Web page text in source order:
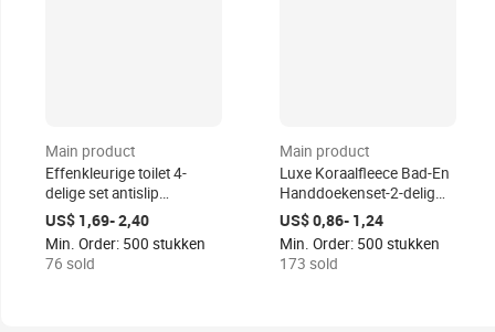
Main product
Effenkleurige toilet 4-
delige set antislip
badkamermat polyester
pluche badmat zijde-look
fabriek groothandel
moderne vloer hotel huis
US$ 1,69- 2,40
Min. Order: 500 stukken
76 sold
Main product
Luxe Koraalfleece Bad-En
Handdoekenset-2-delig
Gestreept,
Superabsorberend,
Milieuvriendelijk-
Volwassen Home Spa En
US$ 0,86- 1,24
Min. Order: 500 stukken
173 sold